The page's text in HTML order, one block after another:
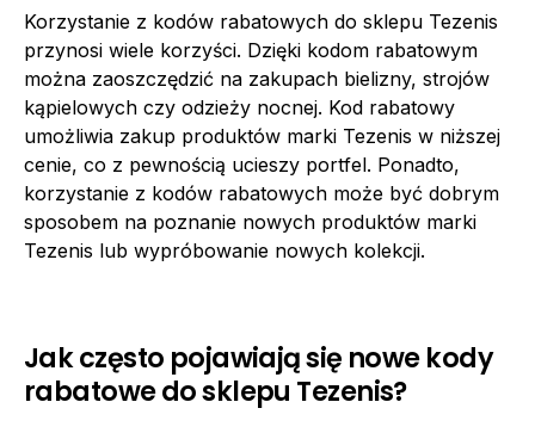
Korzystanie z kodów rabatowych do sklepu Tezenis
przynosi wiele korzyści. Dzięki kodom rabatowym
można zaoszczędzić na zakupach bielizny, strojów
kąpielowych czy odzieży nocnej. Kod rabatowy
umożliwia zakup produktów marki Tezenis w niższej
cenie, co z pewnością ucieszy portfel. Ponadto,
korzystanie z kodów rabatowych może być dobrym
sposobem na poznanie nowych produktów marki
Tezenis lub wypróbowanie nowych kolekcji.
Jak często pojawiają się nowe kody
rabatowe do sklepu Tezenis?